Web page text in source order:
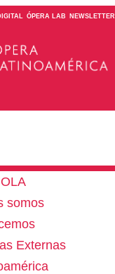
ÓPERA LAB NEWSLETTER
somos
Externas